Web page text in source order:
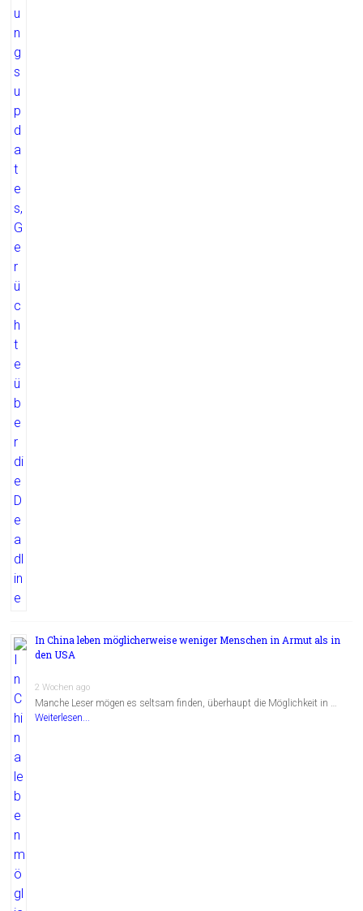
In China leben möglicherweise weniger Menschen in Armut als in
den USA
2 Wochen ago
Manche Leser mögen es seltsam finden, überhaupt die Möglichkeit in …
Weiterlesen...